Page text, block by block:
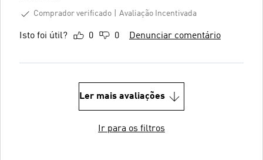
Comprador verificado
Avaliação Incentivada
Isto foi útil? 0 0 Denunciar comentário
Ler mais avaliações
Ir para os filtros